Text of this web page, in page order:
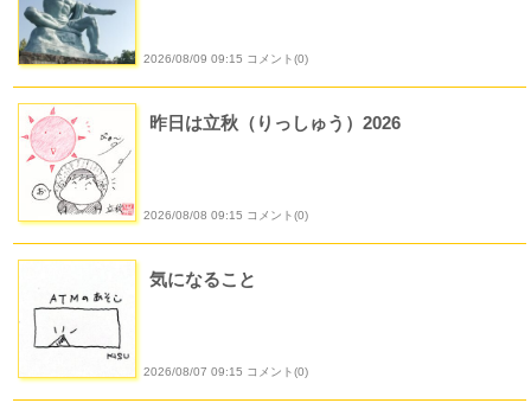
2026/08/09 09:15 コメント(0)
昨日は立秋（りっしゅう）2026
2026/08/08 09:15 コメント(0)
気になること
2026/08/07 09:15 コメント(0)